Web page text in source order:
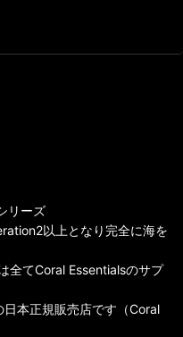
リーズ
以上となり完全に海を
全てCoral Essentialsのサプ
日本正規販売店です（Coral